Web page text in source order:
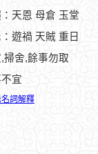
天恩 母倉 玉堂
遊禍 天賊 重日
,掃舍,餘事勿取
不宜
詞解釋